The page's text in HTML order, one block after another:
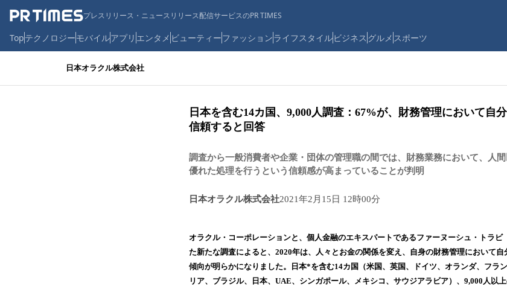
プレスリリース・ニュースリリース配信サービスのPR TIMES
Topテクノロジーモバイルアプリ エンタメ ビューティーファッションライフスタイルビジネス グルメ スポーツ
日本オラクル株式会社
日本を含む14カ国、9,000人調査：67%が、財務管理において自
信頼すると回答
調査から一般消費者や企業・団体の管理職の間では、財務業務において、人
優れた処理を行うという信頼感が高まっていることが判明
日本オラクル株式会社2021年2月15日 12時00分
オラクル・コーポレーションと、個人金融のエキスパートであるファーヌーシュ・トラビ
た新たな調査によると、2020年は、人々とお金の関係を変え、自身の財務管理において
傾向が明らかになりました。日本*を含む14カ国（米国、英国、ドイツ、オランダ、フラ
リア、ブラジル、日本、UAE、シンガポール、メキシコ、サウジアラビア）、9,000人以